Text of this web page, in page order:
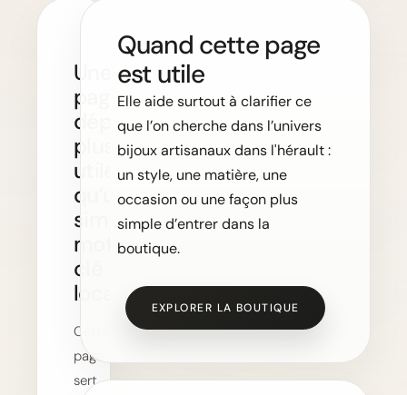
Une
page
départementale
plus
utile
qu’un
simple
mot-
clé
local
Cette
page
sert
Quand cette page
est utile
Elle aide surtout à clarifier ce
que l’on cherche dans l’univers
bijoux artisanaux dans l'hérault :
un style, une matière, une
occasion ou une façon plus
simple d’entrer dans la
boutique.
EXPLORER LA BOUTIQUE